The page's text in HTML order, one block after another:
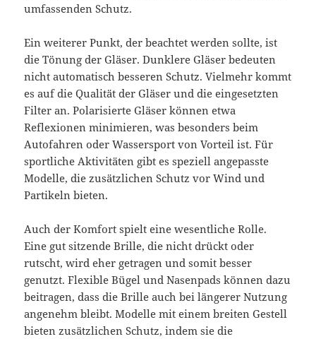
umfassenden Schutz.
Ein weiterer Punkt, der beachtet werden sollte, ist
die Tönung der Gläser. Dunklere Gläser bedeuten
nicht automatisch besseren Schutz. Vielmehr kommt
es auf die Qualität der Gläser und die eingesetzten
Filter an. Polarisierte Gläser können etwa
Reflexionen minimieren, was besonders beim
Autofahren oder Wassersport von Vorteil ist. Für
sportliche Aktivitäten gibt es speziell angepasste
Modelle, die zusätzlichen Schutz vor Wind und
Partikeln bieten.
Auch der Komfort spielt eine wesentliche Rolle.
Eine gut sitzende Brille, die nicht drückt oder
rutscht, wird eher getragen und somit besser
genutzt. Flexible Bügel und Nasenpads können dazu
beitragen, dass die Brille auch bei längerer Nutzung
angenehm bleibt. Modelle mit einem breiten Gestell
bieten zusätzlichen Schutz, indem sie die